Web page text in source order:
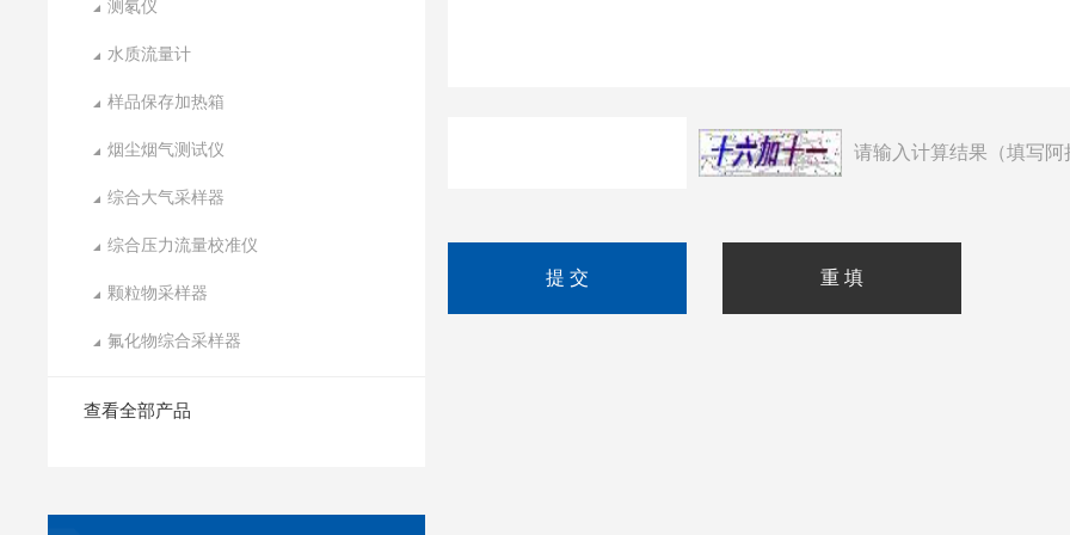
测氡仪
水质流量计
样品保存加热箱
烟尘烟气测试仪
综合大气采样器
综合压力流量校准仪
颗粒物采样器
氟化物综合采样器
查看全部产品
请输入计算结果（填写